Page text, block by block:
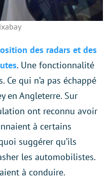
des radars et des
. Une fonctionnalité
Ce qui n’a pas échappé
en Angleterre. Sur
ont reconnu avoir
à certains
suggérer qu’ils
les automobilistes.
à conduire.